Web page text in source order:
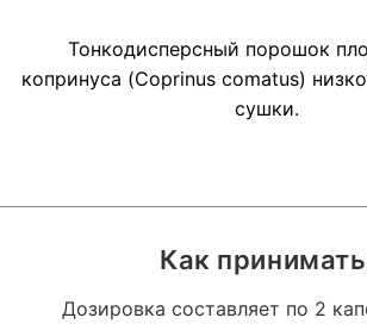
Как
Дозировка составляет по 2
Тонкодисперсный порошок
копринуса (Coprinus comatus)
сушки.